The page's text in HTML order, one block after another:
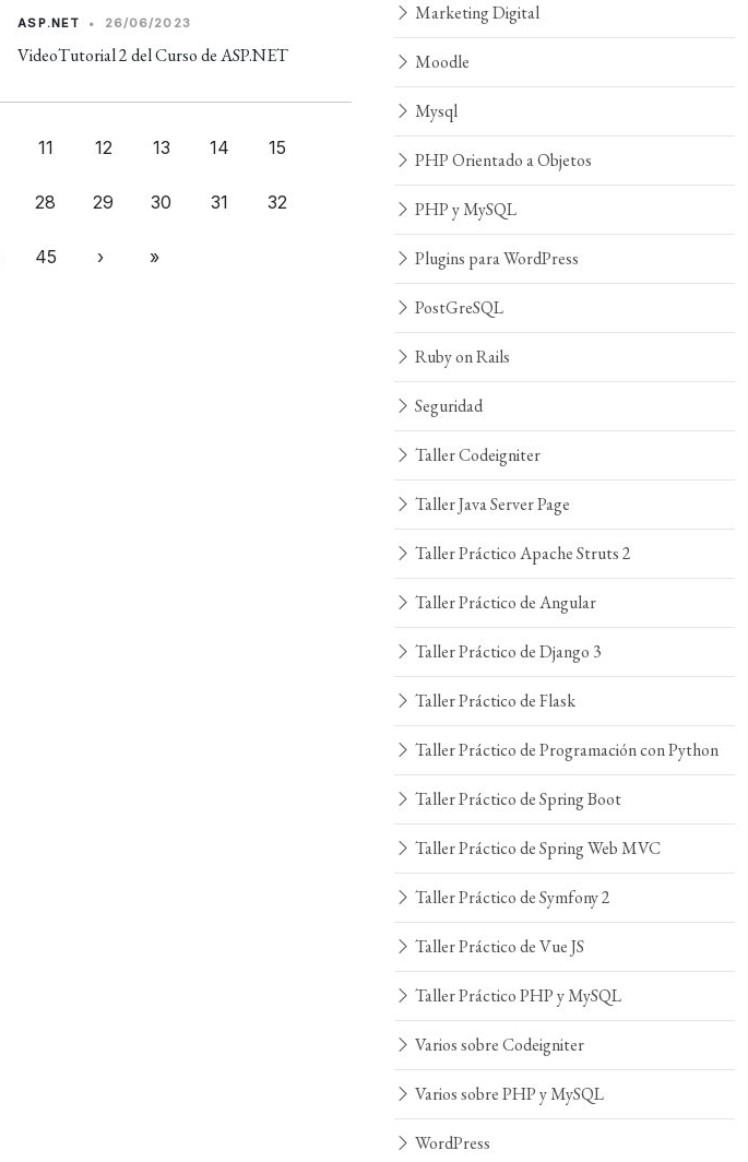
ASP.NET • 26/06/2023
VideoTutorial 2 del Curso de ASP.NET
11 12 13 14 15
28 29 30 31 32
45 › »
Marketing Digital
Moodle
Mysql
PHP Orientado a Objetos
PHP y MySQL
Plugins para WordPress
PostGreSQL
Ruby on Rails
Seguridad
Taller Codeigniter
Taller Java Server Page
Taller Práctico Apache Struts 2
Taller Práctico de Angular
Taller Práctico de Django 3
Taller Práctico de Flask
Taller Práctico de Programación con Python
Taller Práctico de Spring Boot
Taller Práctico de Spring Web MVC
Taller Práctico de Symfony 2
Taller Práctico de Vue JS
Taller Práctico PHP y MySQL
Varios sobre Codeigniter
Varios sobre PHP y MySQL
WordPress